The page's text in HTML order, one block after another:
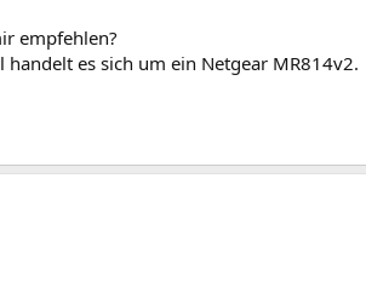
empfehlen?
es sich um ein Netgear MR814v2.